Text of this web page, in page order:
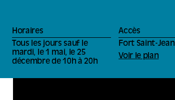
Horaires
Tous les jours sauf le
mardi, le 1 mai, le 25
décembre de 10h à 20h
Accès
Fort Saint-Jean
Voir le plan